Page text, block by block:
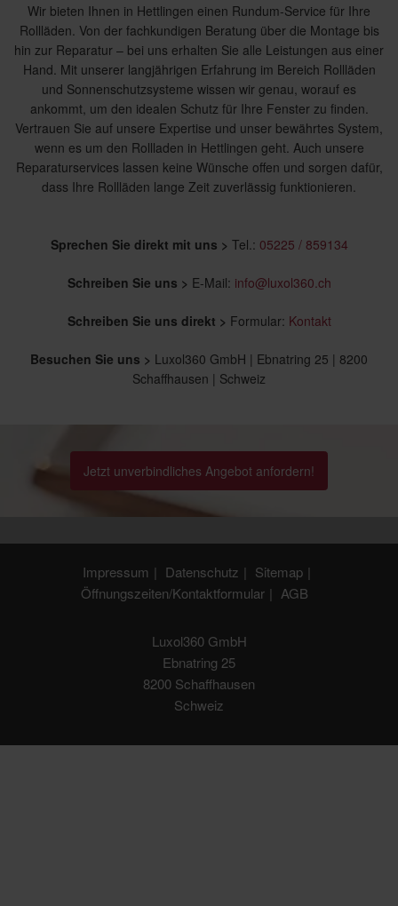
Wir bieten Ihnen in Hettlingen einen Rundum-Service für Ihre
Rollläden. Von der fachkundigen Beratung über die Montage bis
hin zur Reparatur – bei uns erhalten Sie alle Leistungen aus einer
Hand. Mit unserer langjährigen Erfahrung im Bereich Rollläden
und Sonnenschutzsysteme wissen wir genau, worauf es
ankommt, um den idealen Schutz für Ihre Fenster zu finden.
Vertrauen Sie auf unsere Expertise und unser bewährtes System,
wenn es um den Rollladen in Hettlingen geht. Auch unsere
Reparaturservices lassen keine Wünsche offen und sorgen dafür,
dass Ihre Rollläden lange Zeit zuverlässig funktionieren.
Sprechen Sie direkt mit uns > Tel.: 05225 / 859134
Schreiben Sie uns > E-Mail: info@luxol360.ch
Schreiben Sie uns direkt > Formular: Kontakt
Besuchen Sie uns > Luxol360 GmbH | Ebnatring 25 | 8200
Schaffhausen | Schweiz
Jetzt unverbindliches Angebot anfordern!
Impressum Datenschutz
Sitemap
Öffnungszeiten/Kontaktformular
AGB
Luxol360 GmbH
Ebnatring 25
8200 Schaffhausen
Schweiz